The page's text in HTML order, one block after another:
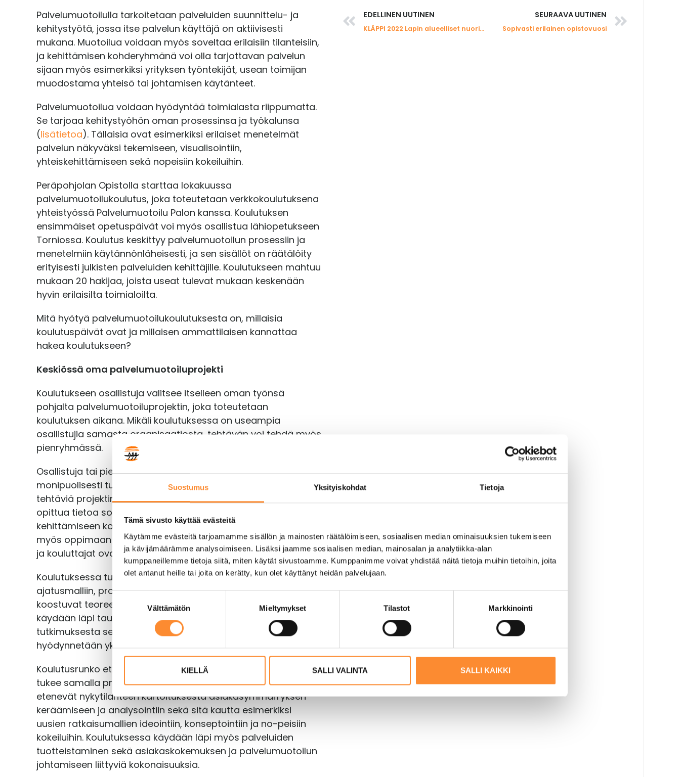
Suostumus Yksityiskohdat Tietoja
Tämä sivusto käyttää evästeitä
Käytämme evästeitä tarjoamamme sisällön ja mainosten räätälöimiseen, sosiaalisen median ominaisuuksien tukemiseen
ja kävijämäärämme analysoimiseen. Lisäksi jaamme sosiaalisen median, mainosalan ja analytiikka-alan
kumppaneillemme tietoja siitä, miten käytät sivustoamme. Kumppanimme voivat yhdistää näitä tietoja muihin tietoihin, joita
olet antanut heille tai joita on kerätty, kun olet käyttänyt heidän palvelujaan.
S
u
s
t
k
n
v
a
l
Välttämätön Mieltymykset Tilastot Markkinointi
KIELLÄ SALLI VALINTA SALLI KAIKKI
Palvelumuotoilulla tarkoitetaan palveluiden suunnittelu- ja
kehitystyötä, jossa itse palvelun käyttäjä on aktiivisesti
mukana. Muotoilua voidaan myös soveltaa erilaisiin tilanteisiin,
ja kehittämisen kohderyhmänä voi olla tarjottavan palvelun
sijaan myös esimerkiksi yrityksen työntekijät, usean toimijan
muodostama yhteisö tai johtamisen käytänteet.
Palvelumuotoilua voidaan hyödyntää toimialasta riippumatta.
Se tarjoaa kehitystyöhön oman prosessinsa ja työkalunsa
(lisätietoa). Tällaisia ovat esimerkiksi erilaiset menetelmät
palvelun näkyväksi tekemiseen, visualisointiin,
yhteiskehittämiseen sekä nopeisiin kokeiluihin.
Peräpohjolan Opistolla starttaa lokakuussa
palvelumuotoilukoulutus, joka toteutetaan verkkokoulutuksena
yhteistyössä Palvelumuotoilu Palon kanssa. Koulutuksen
ensimmäiset opetuspäivät voi myös osallistua lähiopetukseen
Torniossa. Koulutus keskittyy palvelumuotoilun prosessiin ja
menetelmiin käytännönläheisesti, ja sen sisällöt on räätälöity
erityisesti julkisten palveluiden kehittäjille. Koulutukseen mahtuu
mukaan 20 hakijaa, joista useat tulevat mukaan keskenään
hyvin erilaisilta toimialoilta.
Mitä hyötyä palvelumuotoilukoulutuksesta on, millaisia
koulutuspäivät ovat ja millaisen ammattilaisen kannattaa
hakea koulutukseen?
Keskiössä oma palvelumuotoiluprojekti
Koulutukseen osallistuja valitsee itselleen oman työnsä
pohjalta palvelumuotoiluprojektin, joka toteutetaan
koulutuksen aikana. Mikäli koulutuksessa on useampia
osallistujia samasta organisaatiosta, tehtävän voi tehdä myös
pienryhmässä.
Osallistuja tai pienryhmä saa koulutuspäivinä projektiin
monipuolisesti tukea ja tekee tapaamisten välillä itsenäisiä
tehtäviä projektin eteenpäin viemiseksi. Näin koulutuksessa
opittua tietoa sovelletaan dynaamisesti julkisten palveluiden
kehittämiseen koko koulutuksen ajan. Osallistujat pääsevät
myös oppimaan toisiltaan palvelumuotoilun hyödyntämisestä,
ja kouluttajat ovat mukana sparraamassa.
Koulutuksessa tutustutaan kattavasti palvelumuotoilun
ajatusmalliin, prosessiin ja eri menetelmiin. Koulutuspäivät
koostuvat teoreettisemmista luento-osuuksista, jossa
käydään läpi taustatietoa ja viimeisimmät näkemykset
tutkimuksesta sekä käytännönläheisestä työskentelystä, jossa
hyödynnetään yksilö-, ryhmä- ja työpajatyöskentelyä.
Koulutusrunko etenee palvelumuotoiluprosessin mukaisesti ja
tukee samalla projektin edisty-mistä. Käsiteltävät aiheet
etenevät nykytilanteen kartoituksesta asiakasymmärryksen
keräämiseen ja analysointiin sekä sitä kautta esimerkiksi
uusien ratkaisumallien ideointiin, konseptointiin ja no-peisiin
kokeiluihin. Koulutuksessa käydään läpi myös palveluiden
tuotteistaminen sekä asiakaskokemuksen ja palvelumuotoilun
johtamiseen liittyviä kokonaisuuksia.
EDELLINEN UUTINEN
KLÄPPI 2022 Lapin alueelliset nuorisotyöpäivät 5.-6.10. Peräpohjolan Opistolla
SEURAAVA UUTINEN
Sopivasti erilainen opistovuosi